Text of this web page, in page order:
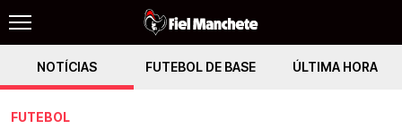
NOTÍCIAS FUTEBOL DE BASE ÚLTIMA HORA
FUTEBOL